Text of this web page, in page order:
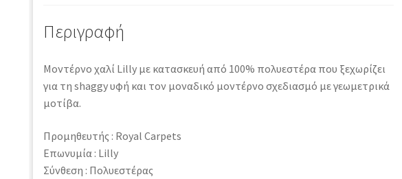
Περιγραφή
Μοντέρνο χαλί Lilly με κατασκευή από 100% πολυεστέρα που ξεχωρίζει
για τη shaggy υφή και τον μοναδικό μοντέρνο σχεδιασμό με γεωμετρικά
μοτίβα.
Προμηθευτής : Royal Carpets
Επωνυμία : Lilly
Σύνθεση : Πολυεστέρας